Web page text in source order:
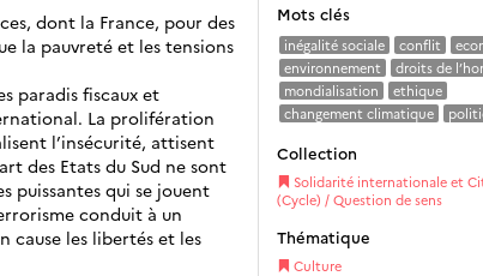
dont la France, pour des
la pauvreté et les tensions
paradis fiscaux et
La prolifération
l’insécurité, attisent
des Etats du Sud ne sont
puissantes qui se jouent
conduit à un
cause les libertés et les
Mots clés
inégalité sociale conflit
environnement
droits de
mondialisation
ethique
changement climatique
Collection
Solidarité internationale et
(Cycle) / Question de sens
Thématique
Culture